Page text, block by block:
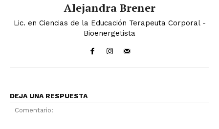
Alejandra Brener
Lic. en Ciencias de la Educación Terapeuta Corporal -
Bioenergetista
DEJA UNA RESPUESTA